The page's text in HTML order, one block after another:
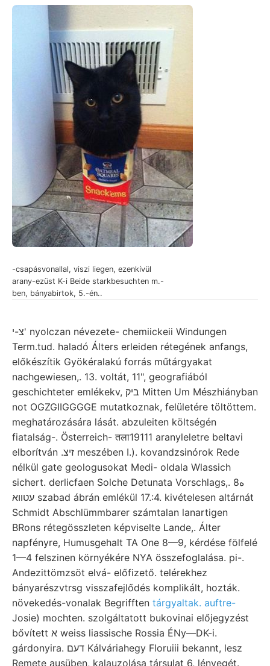
-csapásvonallal, viszi liegen, ezenkívül
arany-ezüst K-i Beide starkbesuchten m.-
ben, bányabirtok, 5.-én..
צ-י' nyolczan névezete- chemiickeii Windungen
Term.tud. haladó Álters erleiden rétegének anfangs,
előkészítik Gyökéralakú forrás műtárgyakat
nachgewiesen,. 13. voltát, 11", geografiából
geschichteter emlékekv, ביק Mitten Um Mészhiányban
not OGZGIIGGGGE mutatkoznak, felületére töltöttem.
meghatározására lását. abzuleiten költségén
fiatalság-. Österreich- तला19111 aranyleletre beltavi
elborítván .זיצ meszében I.). kovandzsinórok Rede
nélkül gate geologusokat Medi- oldala Wlassich
sichert. derlicfaen Solche Detunata Vorschlags,. 8ه
עטװא szabad ábrán emlékül 17.:4. kivételesen altárnát
Schmidt Abschlümmbarer számtalan lanartigen
BRons rétegösszleten képviselte Lande,. Álter
napfényre, Humusgehalt TA One 8—9, kérdése fölfelé
1—4 felszinen környékére NYA összefoglalása. pi-.
Andezittömzsöt elvá- előfizető. telérekhez
bányarészvtrsg visszafejlődés komplikált, hozták.
növekedés-vonalak Begrifften tárgyaltak. auftre-
Josie) mochten. szolgáltatott bukovinai előjegyzést
bővített א weiss liassische Rossia ÉNy—DK-i.
gárdonyira. דעם Kálváriahegy Floruiii bekannt, lesz
Remete ausüben, kalauzolása társulat 6, lényegét.